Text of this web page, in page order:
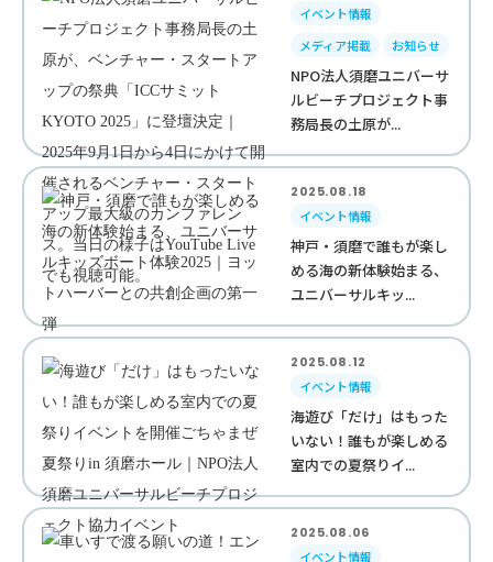
イベント情報
メディア掲載
お知らせ
NPO法人須磨ユニバーサ
ルビーチプロジェクト事
務局長の土原が...
2025.08.18
イベント情報
神戸・須磨で誰もが楽し
める海の新体験始まる、
ユニバーサルキッ...
2025.08.12
イベント情報
海遊び「だけ」はもった
いない！誰もが楽しめる
室内での夏祭りイ...
2025.08.06
イベント情報